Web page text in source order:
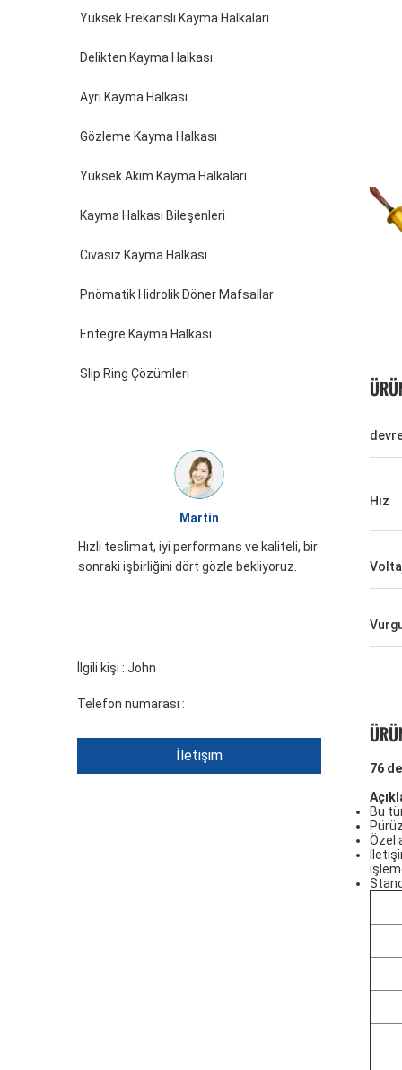
Yüksek Frekanslı Kayma Halkaları
Delikten Kayma Halkası
Ayrı Kayma Halkası
Gözleme Kayma Halkası
Yüksek Akım Kayma Halkaları
Kayma Halkası Bileşenleri
Cıvasız Kayma Halkası
Pnömatik Hidrolik Döner Mafsallar
Entegre Kayma Halkası
Slip Ring Çözümleri
paketleme, hizmet coşkusu, tekrar
gelmeniz gerekiyor
İlgili kişi : John
Telefon numarası :
İletişim
Hız
76
Bu
Özel